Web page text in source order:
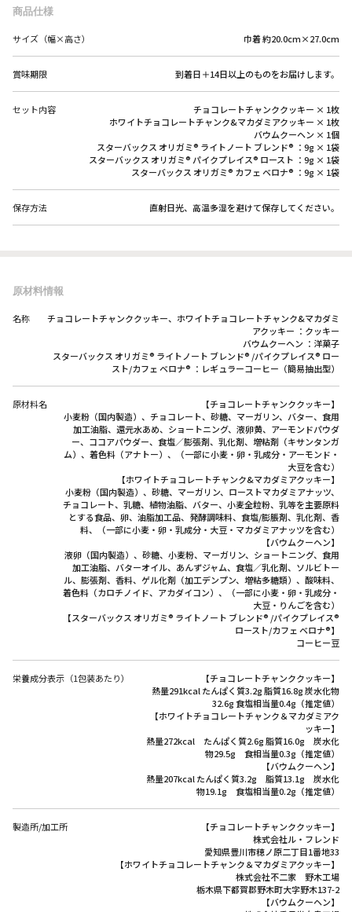
商品仕様
サイズ（幅×高さ） 巾着 約20.0cm×27.0cm
賞味期限 到着日＋14日以上のものをお届けします。
セット内容
チョコレートチャンククッキー × 1枚
ホワイトチョコレートチャンク&マカダミアクッキー × 1枚
バウムクーヘン × 1個
スターバックス オリガミ® ライトノート ブレンド® ：9g × 1袋
スターバックス オリガミ® パイクプレイス® ロースト ：9g × 1袋
スターバックス オリガミ® カフェ ベロナ® ：9g × 1袋
保存方法 直射日光、高温多湿を避けて保存してください。
原材料情報
名称
チョコレートチャンククッキー、ホワイトチョコレートチャンク&マカダミ
アクッキー ：クッキー
バウムクーヘン ：洋菓子
スターバックス オリガミ® ライトノート ブレンド® /パイクプレイス® ロー
スト/カフェ ベロナ® ：レギュラーコーヒー（簡易抽出型）
原材料名
【チョコレートチャンククッキー】
小麦粉（国内製造）、チョコレート、砂糖、マーガリン、バター、食用
加工油脂、還元水あめ、ショートニング、液卵黄、アーモンドパウダ
ー、ココアパウダー、食塩／膨張剤、乳化剤、増粘剤（キサンタンガ
ム）、着色料（アナトー）、（一部に小麦・卵・乳成分・アーモンド・
大豆を含む）
【ホワイトチョコレートチャンク&マカダミアクッキー】
小麦粉（国内製造）、砂糖、マーガリン、ローストマカダミアナッツ、
チョコレート、乳糖、植物油脂、バター、小麦全粒粉、乳等を主要原料
とする食品、卵、油脂加工品、発酵調味料、食塩/膨脹剤、乳化剤、香
料、（一部に小麦・卵・乳成分・大豆・マカダミアナッツを含む）
【バウムクーヘン】
液卵（国内製造）、砂糖、小麦粉、マーガリン、ショートニング、食用
加工油脂、バターオイル、あんずジャム、食塩／乳化剤、ソルビトー
ル、膨張剤、香料、ゲル化剤（加工デンプン、増粘多糖類）、酸味料、
着色料（カロチノイド、アカダイコン）、（一部に小麦・卵・乳成分・
大豆・りんごを含む）
【スターバックス オリガミ® ライトノート ブレンド® /パイクプレイス®
ロースト/カフェ ベロナ®】
コーヒー豆
栄養成分表示（1包装あたり）
【チョコレートチャンククッキー】
熱量291kcal たんぱく質3.2g 脂質16.8g 炭水化物
32.6g 食塩相当量0.4g（推定値）
【ホワイトチョコレートチャンク＆マカダミアク
ッキー】
熱量272kcal たんぱく質2.6g 脂質16.0g 炭水化
物29.5g 食相当量0.3g（推定値）
【バウムクーヘン】
熱量207kcal たんぱく質3.2g 脂質13.1g 炭水化
物19.1g 食塩相当量0.2g（推定値）
製造所/加工所
【チョコレートチャンククッキー】
株式会社ル・フレンド
愛知県豊川市穂ノ原二丁目1番地33
【ホワイトチョコレートチャンク＆マカダミアクッキー】
株式会社不二家 野木工場
栃木県下都賀郡野木町大字野木137-2
【バウムクーヘン】